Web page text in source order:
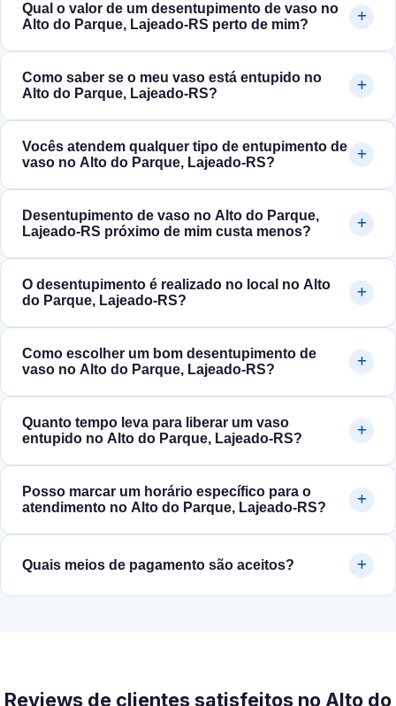
Qual o valor de um desentupimento de vaso no
Alto do Parque, Lajeado‑RS perto de mim?
Como saber se o meu vaso está entupido no
Alto do Parque, Lajeado‑RS?
Vocês atendem qualquer tipo de entupimento de
vaso no Alto do Parque, Lajeado‑RS?
Desentupimento de vaso no Alto do Parque,
Lajeado‑RS próximo de mim custa menos?
O desentupimento é realizado no local no Alto
do Parque, Lajeado‑RS?
Como escolher um bom desentupimento de
vaso no Alto do Parque, Lajeado‑RS?
Quanto tempo leva para liberar um vaso
entupido no Alto do Parque, Lajeado‑RS?
Posso marcar um horário específico para o
atendimento no Alto do Parque, Lajeado‑RS?
Quais meios de pagamento são aceitos?
Reviews de clientes satisfeitos no Alto do